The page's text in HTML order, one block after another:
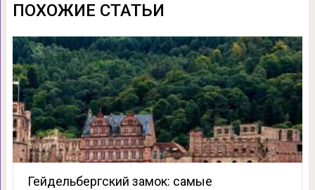
ПОХОЖИЕ СТАТЬИ
Гейдельбергский замок: самые